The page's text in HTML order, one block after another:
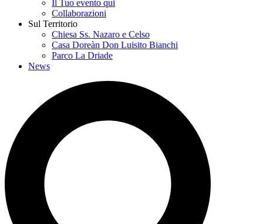
Il Tuo evento qui
Collaborazioni
Sul Territorio
Chiesa Ss. Nazaro e Celso
Casa Doreàn Don Luisito Bianchi
Parco La Driade
News